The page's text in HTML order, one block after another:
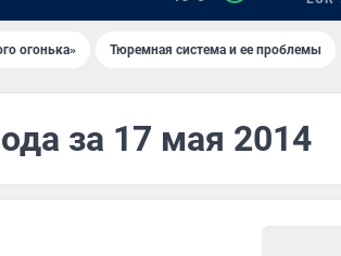
огонька» Тюремная система и ее проблемы
за 17 мая 2014